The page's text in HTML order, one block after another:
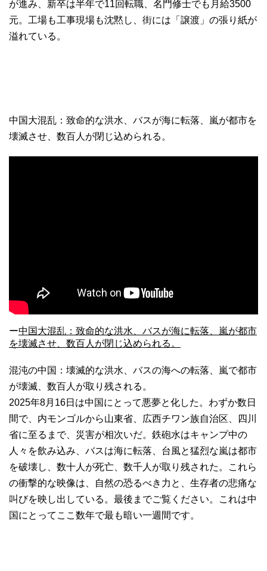
が進み、新卒は半年で11回転職、名門修士でも月給3500
元。工場も工事現場も沈黙し、街には「譲渡」の張り紙が
溢れている。
中国大混乱：致命的な洪水、バスが海に転落、嵐が都市を
壊滅させ、数百人が閉じ込められる。
ー中国大混乱：致命的な洪水、バスが海に転落、嵐が都市
を壊滅させ、数百人が閉じ込められる。
混沌の中国：壊滅的な洪水、バスの海への転落、嵐で都市
が壊滅、数百人が取り残される。
2025年8月16日は中国にとって悪夢と化した。わずか数日
間で、内モンゴルから山東省、広西チワン族自治区、四川
省に至るまで、災害が相次いだ。鉄砲水はキャンプ中の
人々を飲み込み、バスは海に転落、台風と猛烈な嵐は都市
を破壊し、数十人が死亡、数千人が取り残された。これら
の衝撃的な映像は、自然の恐るべき力と、生存者の悲痛な
叫びを映し出している。最後までご覧ください。これは中
国にとってここ数年で最も暗い一週間です。